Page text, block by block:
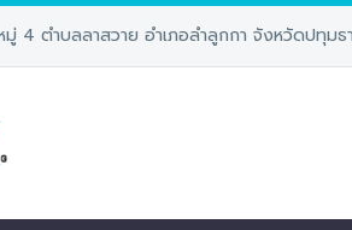
มู่ 4 ตำบลลาสวาย อำเภอลำลูกกา จังหวัดปทุมธ